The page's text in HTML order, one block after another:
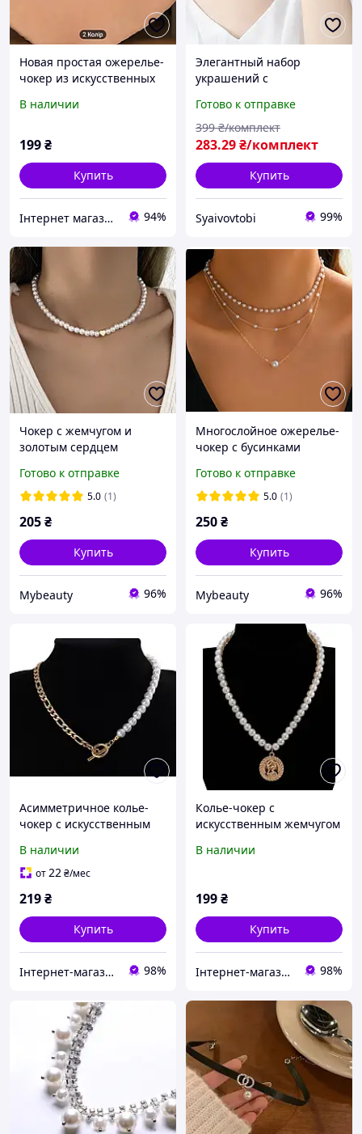
Новая простая ожерелье-
чокер из искусственных
стиле, идеально подходит
В наличии
199₴
Купить
Інтернет магазин KupiPartu 94%
Элегантный набор
украшений с
и стразами чокер и
браслет
Готово к отправке
283.29₴/комплект
399 ₴/комплект
Купить
Syaivovtobi 99%
Чокер с жемчугом и
золотым сердцем
Готово к отправке
5.0 (1)
205₴
Купить
Mybeauty 96%
Многослойное ожерелье-
чокер с бусинками
золотом цвете
Готово к отправке
5.0 (1)
250₴
Купить
Mybeauty 96%
Асимметричное колье-
чокер с искусственным
цвете
В наличии
от22₴/мес
219₴
Купить
Інтернет-магазин ARIShop 98%
Колье-чокер с
искусственным жемчугом
цвете
В наличии
199₴
Купить
Інтернет-магазин ARIShop 98%